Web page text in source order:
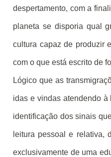
despertamento, com a
planeta se disporia qual
cultura capaz de produzir
com o que está escrito de
Lógico que as
idas e vindas atendendo
identificação dos sinais
leitura pessoal e relativa,
exclusivamente de uma